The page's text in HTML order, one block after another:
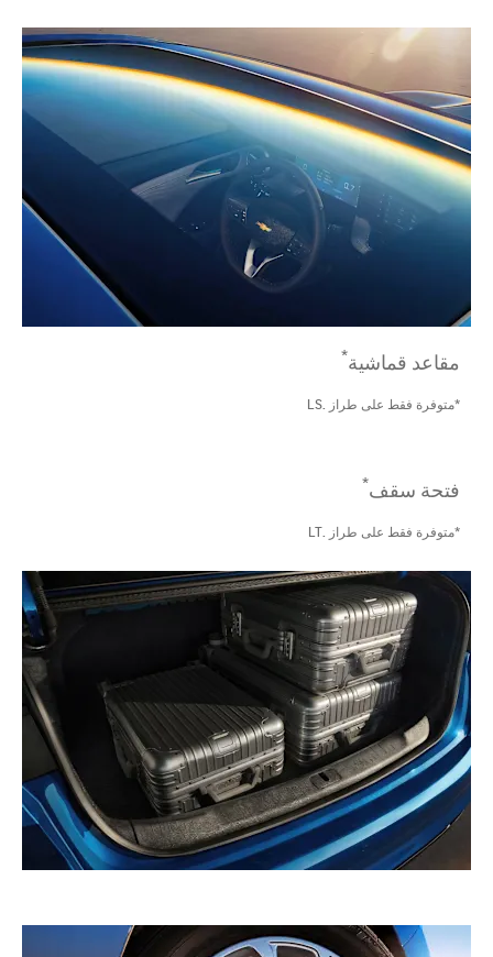
مقاعد قماشية*
*متوفرة فقط على طراز .LS
فتحة سقف*
*متوفرة فقط على طراز .LT